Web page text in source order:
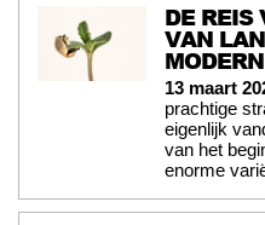
DE REIS
VAN
13 maart
prachtige
eigenlijk
van het
enorme